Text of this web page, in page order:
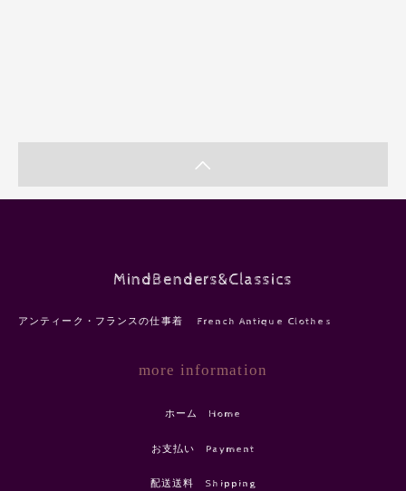
MindBenders&Classics
アンティーク・フランスの仕事着 French Antique Clothes
more information
ホーム Home
お支払い Payment
配送送料 Shipping